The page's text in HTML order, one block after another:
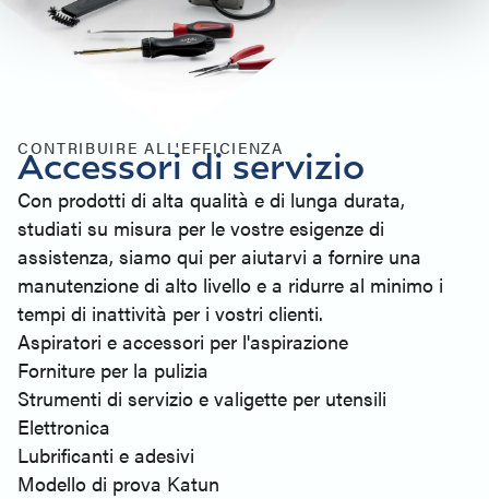
CONTRIBUIRE ALL'EFFICIENZA
Accessori di servizio
Con prodotti di alta qualità e di lunga durata,
studiati su misura per le vostre esigenze di
assistenza, siamo qui per aiutarvi a fornire una
manutenzione di alto livello e a ridurre al minimo i
tempi di inattività per i vostri clienti.
Aspiratori e accessori per l'aspirazione
Forniture per la pulizia
Strumenti di servizio e valigette per utensili
Elettronica
Lubrificanti e adesivi
Modello di prova Katun